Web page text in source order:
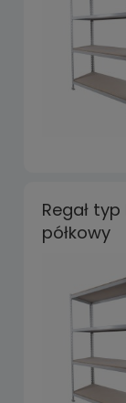
Regał typ
półkowy